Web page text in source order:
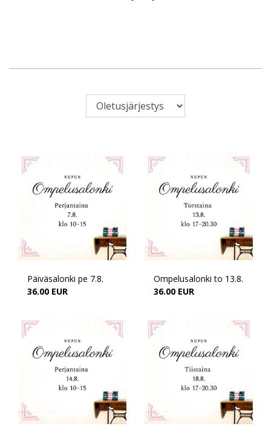
Päiväsalonki pe 7.8.
36.00 EUR
Ompelusalonki to 13.8.
36.00 EUR